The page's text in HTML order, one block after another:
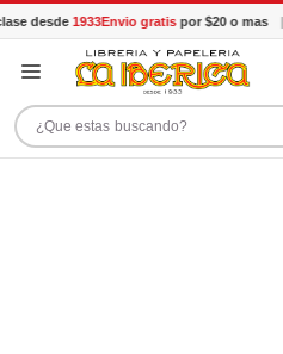
desde1933Envio gratispor $20 o mas
Buscar productos